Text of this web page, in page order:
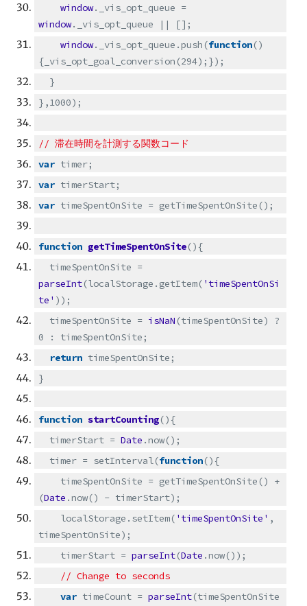
window._vis_opt_queue =
window._vis_opt_queue || [];
window._vis_opt_queue.push(function()
{_vis_opt_goal_conversion(294);});
}
},1000);
// 滞在時間を計測する関数コード
vartimer;
vartimerStart;
vartimeSpentOnSite = getTimeSpentOnSite();
function getTimeSpentOnSite(){
timeSpentOnSite =
parseInt(localStorage.getItem( 'timeSpentOnSi
te' ));
timeSpentOnSite = isNaN (timeSpentOnSite) ?
0 : timeSpentOnSite;
returntimeSpentOnSite;
}
function startCounting(){
timerStart = Date .now();
timer = setInterval(function(){
timeSpentOnSite = getTimeSpentOnSite() +
(Date .now() - timerStart);
localStorage.setItem( 'timeSpentOnSite' ,
timeSpentOnSite);
timerStart = parseInt(Date .now());
// Change to seconds
vartimeCount = parseInt(timeSpentOnSite